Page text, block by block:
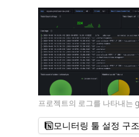
프로젝트의 로그를 나타내는
모니터링 툴 설정 구